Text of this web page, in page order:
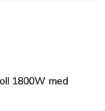
1800W med